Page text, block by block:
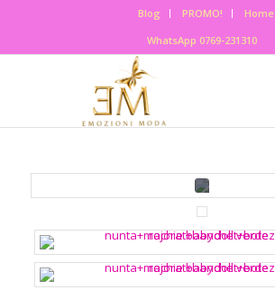
Blog PROMO!
Home
WhatsApp 0769-231310